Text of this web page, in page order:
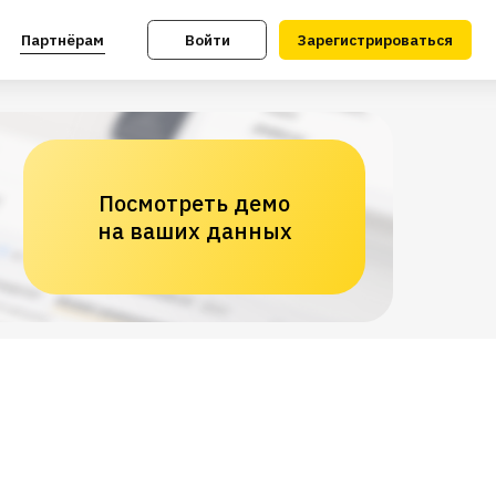
Войти Зарегистрироваться
Посмотреть демо
на ваших данных